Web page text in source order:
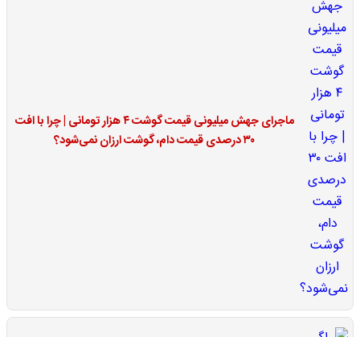
ماجرای جهش میلیونی قیمت گوشت ۴ هزار تومانی | چرا با افت
۳۰ درصدی قیمت دام، گوشت ارزان نمی‌شود؟